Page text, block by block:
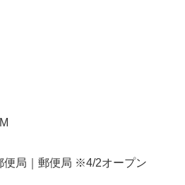
便局｜郵便局 ※4/2オープン